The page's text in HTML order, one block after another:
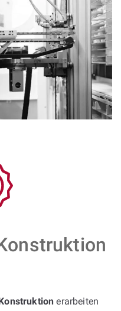
erarbeiten